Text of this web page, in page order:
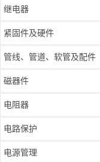
继电器
紧固件及硬件
管线、管道、软管及配件
磁器件
电阻器
电路保护
电源管理